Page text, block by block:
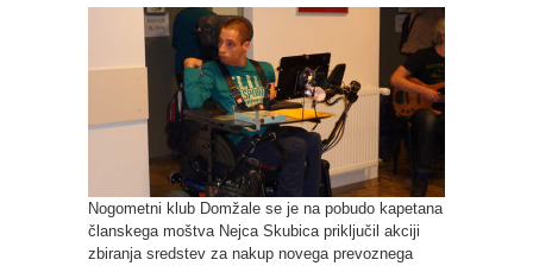
Nogometni klub Domžale se je na pobudo kapetana
članskega moštva Nejca Skubica priključil akciji
zbiranja sredstev za nakup novega prevoznega